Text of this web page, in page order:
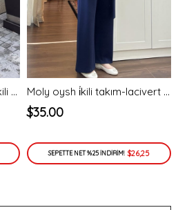
Balon model detaylı oys i̇kili takım-bej - vakronline Moly oysh i̇kili takım-lacivert - vakronline
$35.00
SEPETTE NET %25 İNDİRİM! $26,25